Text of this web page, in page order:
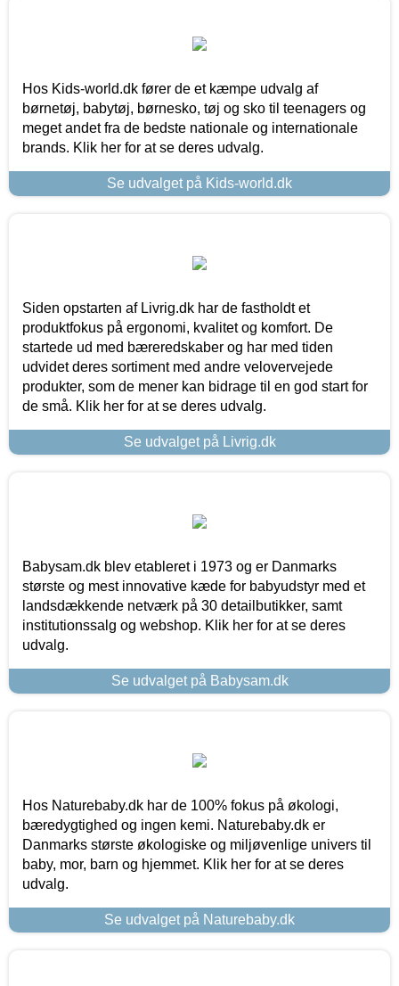
Hos Kids-world.dk fører de et kæmpe udvalg af
børnetøj, babytøj, børnesko, tøj og sko til teenagers og
meget andet fra de bedste nationale og internationale
brands. Klik her for at se deres udvalg.
Se udvalget på Kids-world.dk
Siden opstarten af Livrig.dk har de fastholdt et
produktfokus på ergonomi, kvalitet og komfort. De
startede ud med bæreredskaber og har med tiden
udvidet deres sortiment med andre velovervejede
produkter, som de mener kan bidrage til en god start for
de små. Klik her for at se deres udvalg.
Se udvalget på Livrig.dk
Babysam.dk blev etableret i 1973 og er Danmarks
største og mest innovative kæde for babyudstyr med et
landsdækkende netværk på 30 detailbutikker, samt
institutionssalg og webshop. Klik her for at se deres
udvalg.
Se udvalget på Babysam.dk
Hos Naturebaby.dk har de 100% fokus på økologi,
bæredygtighed og ingen kemi. Naturebaby.dk er
Danmarks største økologiske og miljøvenlige univers til
baby, mor, barn og hjemmet. Klik her for at se deres
udvalg.
Se udvalget på Naturebaby.dk